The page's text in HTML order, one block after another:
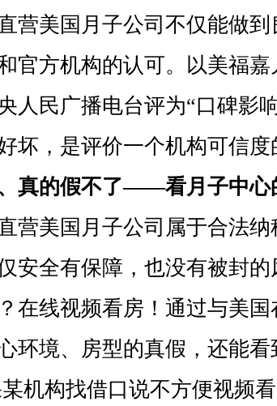
美国月子公司不仅能做到
官方机构的认可。以美福嘉
人民广播电台评为“口碑影
坏，是评价一个机构可信度
真的假不了——看月子中心
美国月子公司属于合法纳
安全有保障，也没有被封
在线视频看房！通过与美国
环境、房型的真假，还能
机构找借口说不方便视频